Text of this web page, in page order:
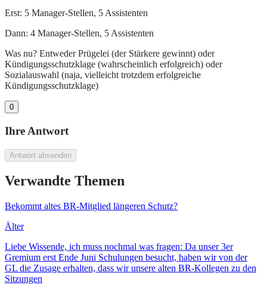
Erst: 5 Manager-Stellen, 5 Assistenten
Dann: 4 Manager-Stellen, 5 Assistenten
Was nu? Entweder Prügelei (der Stärkere gewinnt) oder
Kündigungsschutzklage (wahrscheinlich erfolgreich) oder
Sozialauswahl (naja, vielleicht trotzdem erfolgreiche
Kündigungsschutzklage)
0
Ihre Antwort
Antwort absenden
Verwandte Themen
Bekommt altes BR-Mitglied längeren Schutz?
Älter
Liebe Wissende, ich muss nochmal was fragen: Da unser 3er
Gremium erst Ende Juni Schulungen besucht, haben wir von der
GL die Zusage erhalten, dass wir unsere alten BR-Kollegen zu den
Sitzungen